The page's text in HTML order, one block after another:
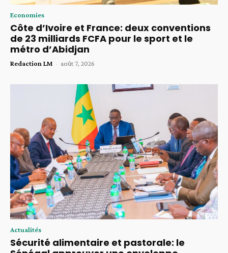
Economies
Côte d’Ivoire et France: deux conventions
de 23 milliards FCFA pour le sport et le
métro d’Abidjan
Redaction LM - août 7, 2026
Actualités
Sécurité alimentaire et pastorale: le